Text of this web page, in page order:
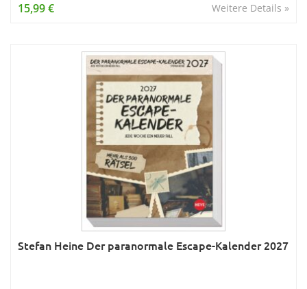
Weitere Details »
15,99 €
Stefan Heine Der paranormale Escape-Kalender 2027